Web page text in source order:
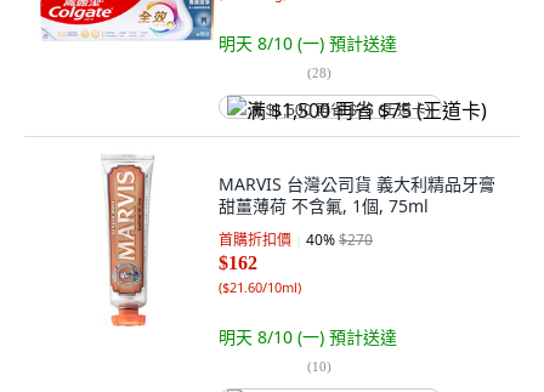
明天 8/10 (一) 預計送達
(28)
满 $1,500 再省 $75 (王道卡)
MARVIS 台灣公司貨 義大利精品牙膏
甜薑薄荷 不含氟, 1個, 75ml
首購折扣價 40%$270
$162
($21.60/10ml)
明天 8/10 (一) 預計送達
(10)